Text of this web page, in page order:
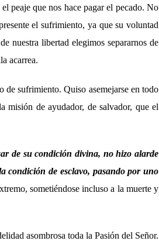
peaje que nos hace pagar el pecado. No
el sufrimiento, ya que su voluntad
nuestra libertad elegimos separarnos de
acarrea.
de sufrimiento. Quiso asemejarse en todo
misión de ayudador, de salvador, que el
de su condición divina, no hizo alarde
condición de esclavo, pasando por uno
sometiéndose incluso a la muerte y
asombrosa toda la Pasión del Señor.